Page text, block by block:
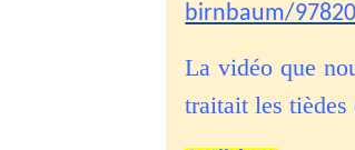
birnbaum/
La vidéo que
traitait les tièdes